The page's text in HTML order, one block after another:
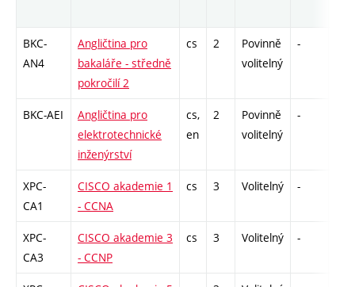
BKC-
AN4
Angličtina pro
bakaláře - středně
pokročilí 2
cs 2
Povinně
volitelný
-
BKC-AEI
Angličtina pro
elektrotechnické
inženýrství
cs,
en
2
Povinně
volitelný
-
XPC-
CA1
CISCO akademie 1
- CCNA
cs 3 Volitelný -
XPC-
CA3
CISCO akademie 3
- CCNP
cs 3 Volitelný -